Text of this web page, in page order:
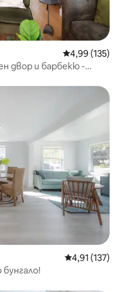
Средна
4,99 (135)
двор и барбекю -
Средна
4,91 (137)